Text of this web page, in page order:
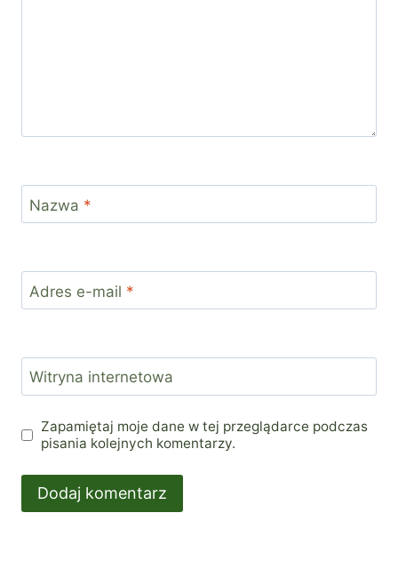
Nazwa *
Adres e-mail *
Witryna internetowa
Zapamiętaj moje dane w tej przeglądarce podczas
pisania kolejnych komentarzy.